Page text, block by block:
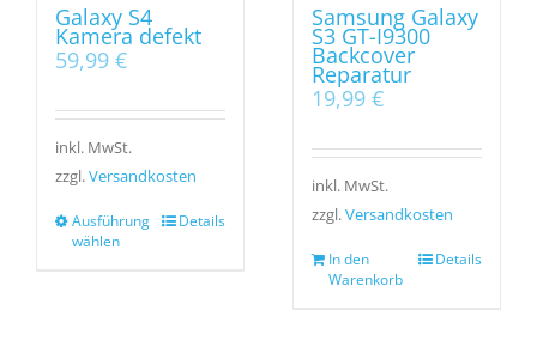
Galaxy S4
Kamera defekt
59,99 €
inkl. MwSt.
zzgl.Versandkosten
Ausführung
wählen
Details
Samsung Galaxy
S3 GT-I9300
Backcover
Reparatur
19,99 €
inkl. MwSt.
zzgl.Versandkosten
In den
Warenkorb
Details